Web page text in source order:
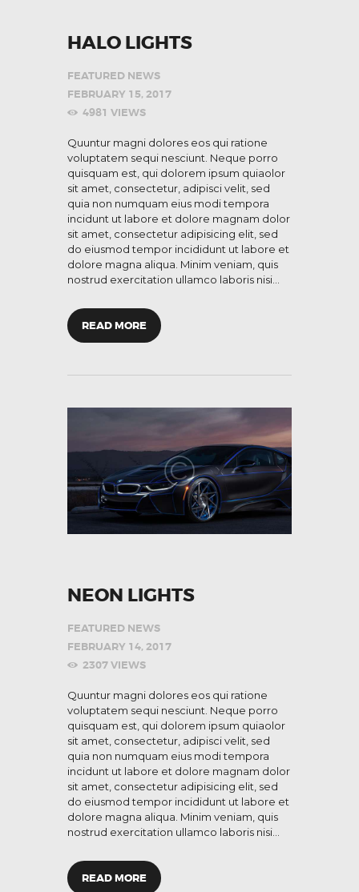
HALO LIGHTS
FEATURED NEWS
FEBRUARY 15, 2017
4981 VIEWS
Quuntur magni dolores eos qui ratione
voluptatem sequi nesciunt. Neque porro
quisquam est, qui dolorem ipsum quiaolor
sit amet, consectetur, adipisci velit, sed
quia non numquam eius modi tempora
incidunt ut labore et dolore magnam dolor
sit amet, consectetur adipisicing elit, sed
do eiusmod tempor incididunt ut labore et
dolore magna aliqua. Minim veniam, quis
nostrud exercitation ullamco laboris nisi…
READ MORE
NEON LIGHTS
FEATURED NEWS
FEBRUARY 14, 2017
2307VIEWS
Quuntur magni dolores eos qui ratione
voluptatem sequi nesciunt. Neque porro
quisquam est, qui dolorem ipsum quiaolor
sit amet, consectetur, adipisci velit, sed
quia non numquam eius modi tempora
incidunt ut labore et dolore magnam dolor
sit amet, consectetur adipisicing elit, sed
do eiusmod tempor incididunt ut labore et
dolore magna aliqua. Minim veniam, quis
nostrud exercitation ullamco laboris nisi…
READ MORE